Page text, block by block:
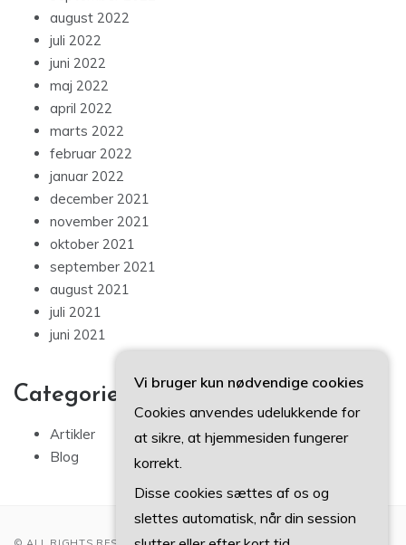
august 2022
juli 2022
juni 2022
maj 2022
april 2022
marts 2022
februar 2022
januar 2022
december 2021
november 2021
oktober 2021
september 2021
august 2021
juli 2021
juni 2021
Categories
Artikler
Blog
Vi bruger kun nødvendige cookies
Cookies anvendes udelukkende for
at sikre, at hjemmesiden fungerer
korrekt.
Disse cookies sættes af os og
slettes automatisk, når din session